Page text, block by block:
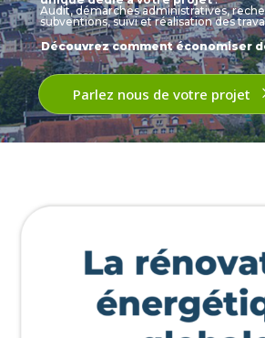
Parlez nous de votre projet
Audit, démarches administratives,
subventions, suivi et réalisation des
Découvrez comment économiser